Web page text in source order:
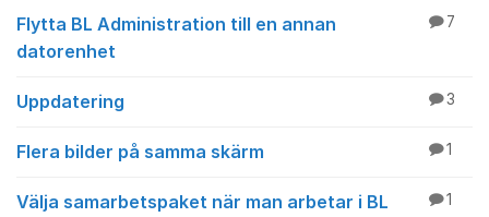
Flytta BL Administration till en annan
datorenhet
7
Uppdatering 3
Flera bilder på samma skärm 1
Välja samarbetspaket när man arbetar i BL
1